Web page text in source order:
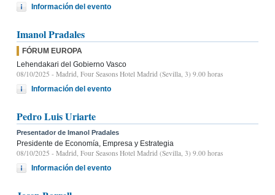
Información del evento
Imanol Pradales
FÓRUM EUROPA
Lehendakari del Gobierno Vasco
08/10/2025 - Madrid, Four Seasons Hotel Madrid (Sevilla, 3) 9.00 horas
Información del evento
Pedro Luis Uriarte
Presentador de Imanol Pradales
Presidente de Economía, Empresa y Estrategia
08/10/2025 - Madrid, Four Seasons Hotel Madrid (Sevilla, 3) 9.00 horas
Información del evento